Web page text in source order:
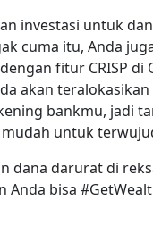
investasi untuk
cuma itu, Anda
fitur CRISP di
akan teralokasikan
bankmu, jadi
untuk
dana darurat di
Anda bisa